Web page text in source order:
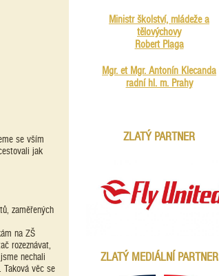
se vším
jak
zaměřených
na ZŠ
rozeznávat,
nechali
Taková věc se
Ministr školství, mládeže a
tělovýchovy
Robert Plaga
Mgr. et Mgr. Antonín Klecanda
radní hl. m. Prahy
ZLATÝ PARTNER
ZLATÝ MEDIÁLNÍ PARTNER